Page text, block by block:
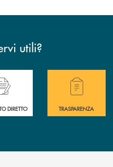
utili?
.
DIRETTO
Hai bisogno di
TRASPARENZA